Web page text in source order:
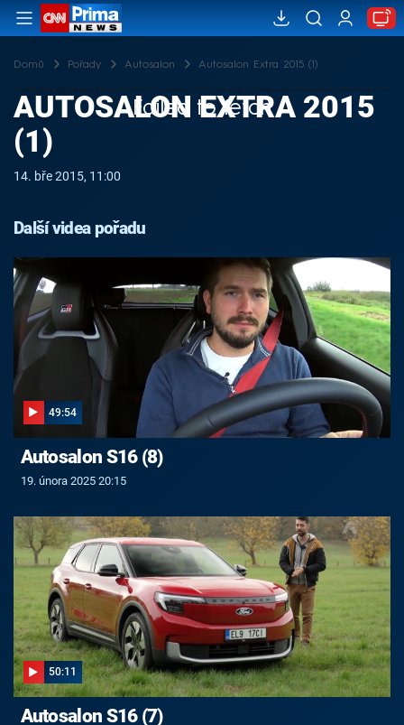
Domů Pořady Autosalon Autosalon Extra 2015 (1)
Failed to fetch
AUTOSALON EXTRA 2015
(1)
14. bře 2015, 11:00
Další videa pořadu
49:54
Autosalon S16 (8)
19. února 2025 20:15
50:11
Autosalon S16 (7)